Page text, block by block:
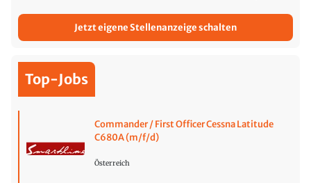
Jetzt eigene Stellenanzeige schalten
Top-Jobs
Commander / First Officer Cessna Latitude
C680A (m/f/d)
Österreich